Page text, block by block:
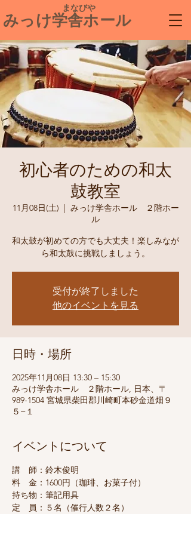
​ まなびや
みっけ学舎ホール
初心者のための和太
鼓教室
11月08日(土)
  |
みっけ学舎ホール ２階ホー
ル
和太鼓が初めての方でも大丈夫！楽しみなが
受付が終了しました
他のイベントを見る
日時・場所
2025年11月08日 13:30 – 15:30
みっけ学舎ホール ２階ホール, 日本、〒
989-1504 宮城県柴田郡川崎町本砂金道畑９
５−１
イベントについて
講　師：鈴木俊明
料　金：1600円（珈琲、お菓子付）
持ち物：筆記用具
定　員：５名（催行人数２名）